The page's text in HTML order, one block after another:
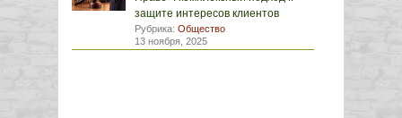
защите интересов клиентов
Рубрика: Общество
13 ноября, 2025